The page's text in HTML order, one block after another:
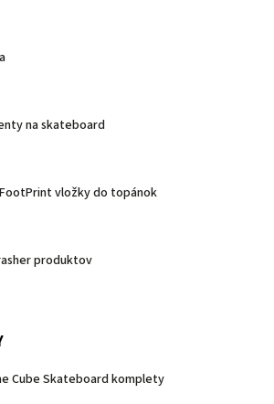
na skateboard
vložky do topánok
produktov
Cube Skateboard komplety